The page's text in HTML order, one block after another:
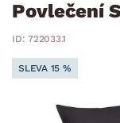
Povlečení
ID: 722033.1
SLEVA 15 %